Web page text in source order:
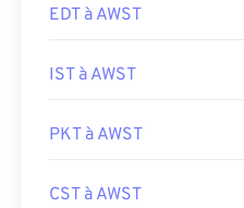
EDT à AWST
IST à AWST
PKT à AWST
CST à AWST